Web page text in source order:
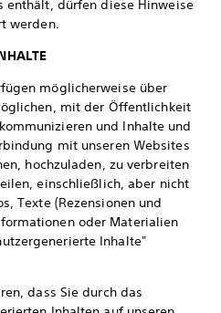
enthält, dürfen diese Hinweise
werden.
möglicherweise über
mit der Öffentlichkeit
und Inhalte und
mit unseren Websites
hochzuladen, zu verbreiten
einschließlich, aber nicht
Texte (Rezensionen und
oder Materialien
Inhalte"
dass Sie durch das